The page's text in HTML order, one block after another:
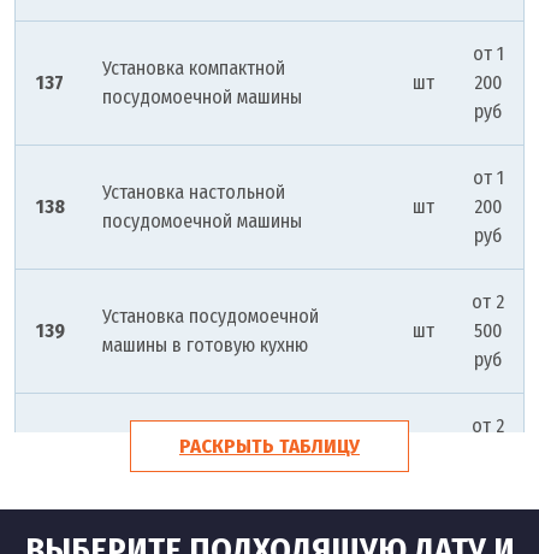
137
Установка компактной
посудомоечной машины
шт
от 1
200
руб
138
Установка настольной
посудомоечной машины
шт
от 1
200
руб
139
Установка посудомоечной
машины в готовую кухню
шт
от 2
500
руб
Установка посудомоечной
машины gorenje
от 2
РАСКРЫТЬ ТАБЛИЦУ